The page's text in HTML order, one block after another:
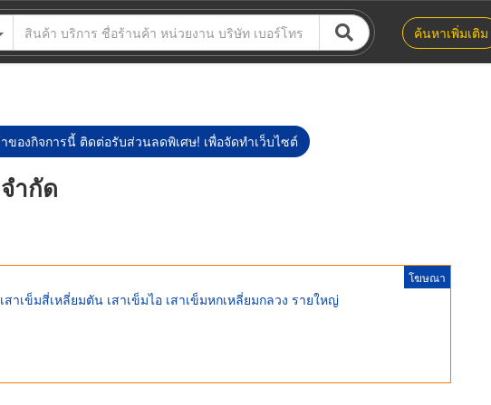
ค้นหาเพิ่มเติม
ของกิจการนี้ ติดต่อรับส่วนลดพิเศษ! เพื่อจัดทำเว็บไซต์
ำกัด
โฆษณา
าเข็มสี่เหลี่ยมตัน เสาเข็มไอ เสาเข็มหกเหลี่ยมกลวง รายใหญ่